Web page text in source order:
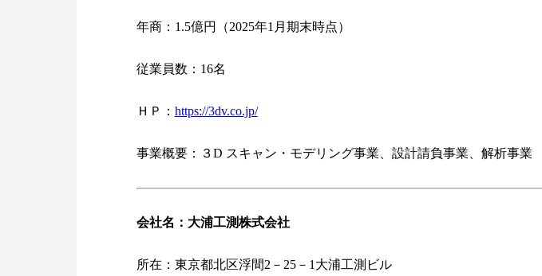
年商：1.5億円（2025年1月期末時点）
従業員数：16名
ＨＰ： https://3dv.co.jp/
事業概要：３D スキャン・モデリング事業、設計請負事業、解析事業
会社名：大浦工測株式会社
所在：東京都北区浮間2－25－1大浦工測ビル